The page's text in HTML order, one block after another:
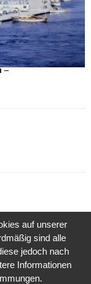
–
auf unserer
sind alle
jedoch nach
Informationen